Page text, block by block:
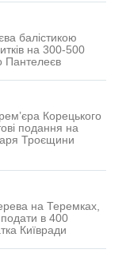
балістикою
на 300-500
Пантелеєв
Корецького
подання на
Троєщини
на Теремках,
в 400
Київради